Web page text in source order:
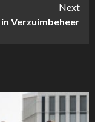
Next
Verzuimbeheer